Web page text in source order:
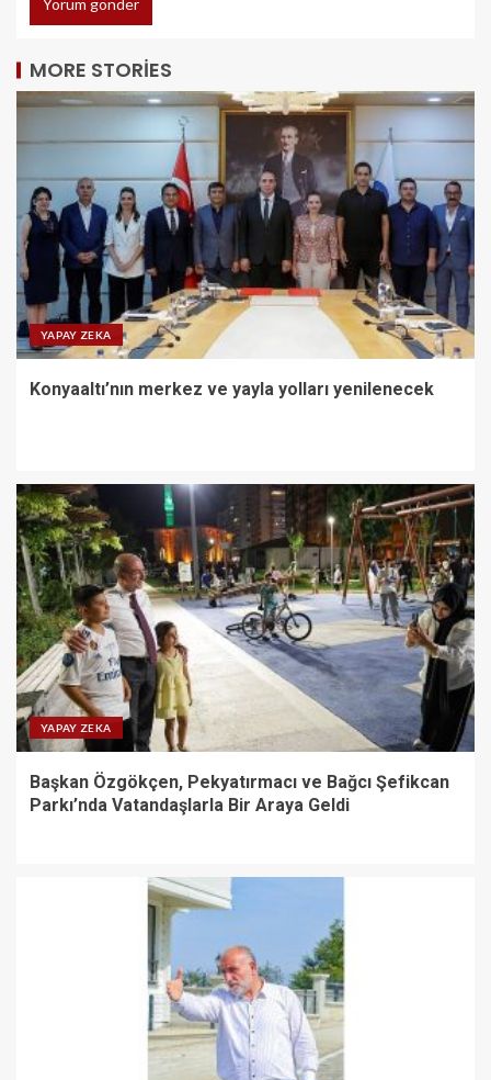
MORE STORIES
YAPAY ZEKA
Konyaaltı’nın merkez ve yayla yolları yenilenecek
YAPAY ZEKA
Başkan Özgökçen, Pekyatırmacı ve Bağcı Şefikcan
Parkı’nda Vatandaşlarla Bir Araya Geldi